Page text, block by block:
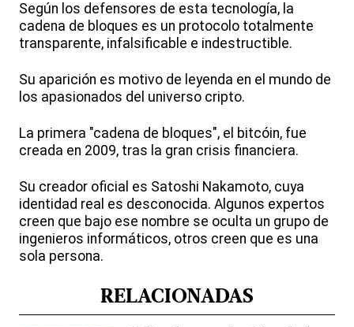
Según los defensores de esta tecnología, la
cadena de bloques es un protocolo totalmente
transparente, infalsificable e indestructible.
Su aparición es motivo de leyenda en el mundo de
los apasionados del universo cripto.
La primera "cadena de bloques", el bitcóin, fue
creada en 2009, tras la gran crisis financiera.
Su creador oficial es Satoshi Nakamoto, cuya
identidad real es desconocida. Algunos expertos
creen que bajo ese nombre se oculta un grupo de
ingenieros informáticos, otros creen que es una
sola persona.
RELACIONADAS